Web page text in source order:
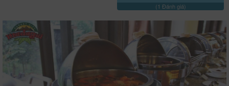
(1 Đánh giá)